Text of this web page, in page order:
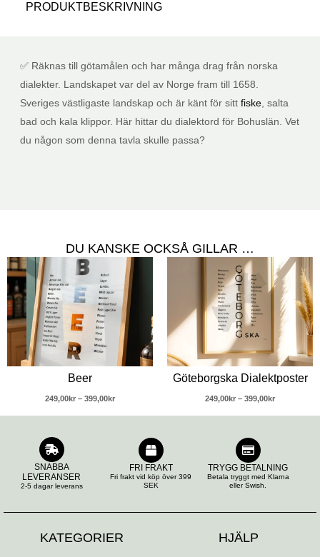
PRODUKTBESKRIVNING
✅ Räknas till götamålen och har många drag från norska
dialekter. Landskapet var del av Norge fram till 1658.
Sveriges västligaste landskap och är känt för sitt fiske, salta
bad och kala klippor. Här hittar du dialektord för Bohuslän. Vet
du någon som denna tavla skulle passa?
DU KANSKE OCKSÅ GILLAR …
Beer
249,00kr – 399,00kr
Prisintervall:
249,00kr
399,00kr
Göteborgska Dialektposter
249,00kr – 399,00kr
249,00kr
till
399,00kr
SNABBA
LEVERANSER
2-5 dagar leverans
FRI FRAKT
Fri frakt vid köp över 399
SEK
TRYGG BETALNING
Betala tryggt med Klarna
eller Swish.
KATEGORIER HJÄLP